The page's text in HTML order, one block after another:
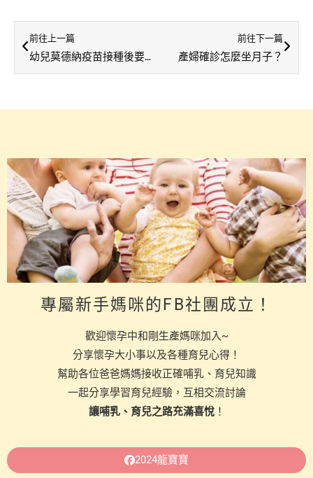
前往上一篇
幼兒莫德納疫苗接種後要注意什麼？常見副作用及處理方式一次看！
前往下一篇
產婦確診怎麼坐月子？
專屬新手媽咪的FB社團成立！
歡迎懷孕中和剛生產媽咪加入~
分享懷孕大小事以及各種育兒心得！
幫助各位爸爸媽媽接收正確哺乳、育兒知識
一起分享學習育兒經驗，互相交流討論
讓哺乳、育兒之路充滿喜悅！
2024龍寶寶